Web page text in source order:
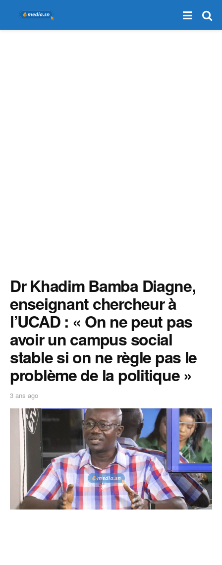
Dr Khadim Bamba Diagne,
enseignant chercheur à
l’UCAD : « On ne peut pas
avoir un campus social
stable si on ne règle pas le
problème de la politique »
3 ans ago